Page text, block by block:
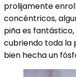
prolijamente
concéntricos,
piña es
cubriendo toda la
bien hecha un